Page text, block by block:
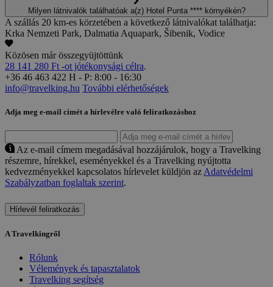
Milyen látnivalók találhatóak a(z) Hotel Punta **** környékén?
A szállás 20 km-es körzetében a következő látnivalókat találhatja:
Krka Nemzeti Park, Dalmatia Aquapark, Šibenik, Vodice
Közösen már összegyüjtöttünk
28 141 280 Ft -ot jótékonysági célra.
+36 46 463 422 H - P: 8:00 - 16:30
info@travelking.hu További elérhetőségek
Adja meg e-mail címét a hírlevélre való feliratkozáshoz
Az e-mail címem megadásával hozzájárulok, hogy a Travelking
részemre, hírekkel, eseményekkel és a Travelking nyújtotta
kedvezményekkel kapcsolatos hírlevelet küldjön az Adatvédelmi
Szabályzatban foglaltak szerint.
Hírlevél feliratkozás
A Travelkingről
Rólunk
Vélemények és tapasztalatok
Travelking segítség